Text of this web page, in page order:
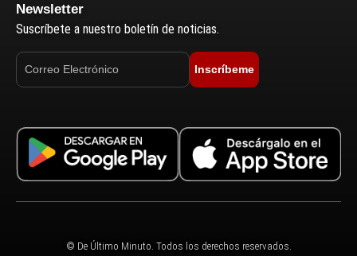
Newsletter
Suscríbete a nuestro boletín de noticias.
Inscríbeme
© De Último Minuto. Todos los derechos reservados.